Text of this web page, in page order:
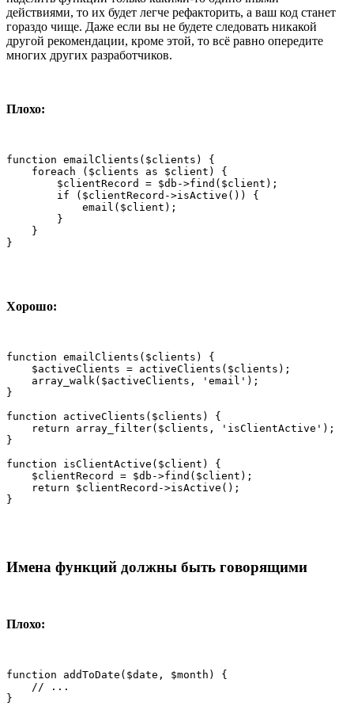
действиями, то их будет легче рефакторить, а ваш код станет
гораздо чище. Даже если вы не будете следовать никакой
другой рекомендации, кроме этой, то всё равно опередите
многих других разработчиков.
Плохо:
function emailClients($clients) {
    foreach ($clients as $client) {
        $clientRecord = $db->find($client);
        if ($clientRecord->isActive()) {
            email($client);
        }
    }
}
Хорошо:
function emailClients($clients) {
    $activeClients = activeClients($clients);
    array_walk($activeClients, 'email');
}
function activeClients($clients) {
    return array_filter($clients, 'isClientActive');
}
function isClientActive($client) {
    $clientRecord = $db->find($client);
    return $clientRecord->isActive();
}
Имена функций должны быть говорящими
Плохо:
function addToDate($date, $month) {
    // ...
}